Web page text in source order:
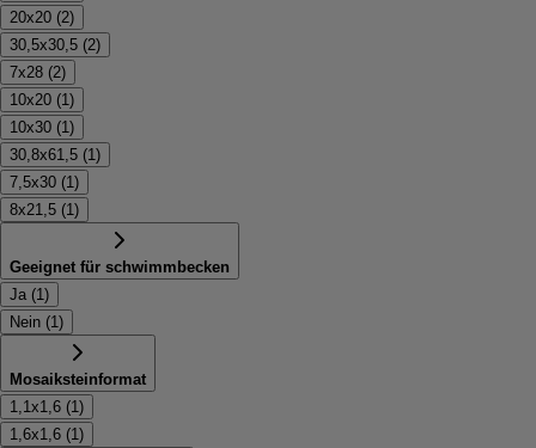
20x20 (2)
30,5x30,5 (2)
7x28 (2)
10x20 (1 )
10x30 (1 )
30,8x61,5 (1 )
7,5x30 (1 )
8x21,5 (1 )
Geeignet für schwimmbecken
Ja (1 )
Nein (1 )
Mosaiksteinformat
1,1x1,6 (1 )
1,6x1,6 (1 )